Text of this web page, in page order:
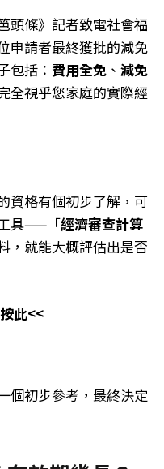
頭條》記者致電社會福
申請者最終獲批的減免
包括： 費用全免 、 減免
全視乎您家庭的實際經
資格有個初步了解，可
具——「經濟審查計算
，就能大概評估出是否
此<<
個初步參考，最終決定